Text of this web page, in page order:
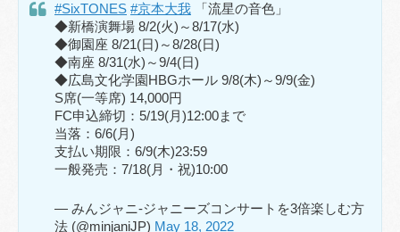
#SixTONES #京本大我 「流星の音色」
◆新橋演舞場 8/2(火)～8/17(水)
◆御園座 8/21(日)～8/28(日)
◆南座 8/31(水)～9/4(日)
◆広島文化学園HBGホール 9/8(木)～9/9(金)
S席(一等席) 14,000円
FC申込締切：5/19(月)12:00まで
当落：6/6(月)
支払い期限：6/9(木)23:59
一般発売：7/18(月・祝)10:00
— みんジャニ-ジャニーズコンサートを3倍楽しむ方
法 (@minjaniJP) May 18, 2022